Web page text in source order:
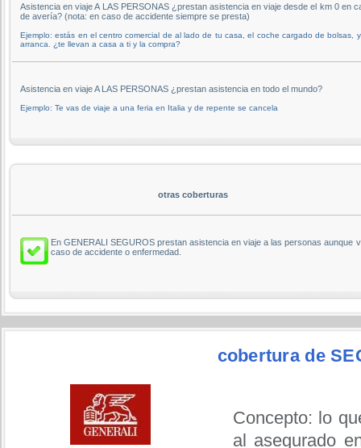
Asistencia en viaje A LAS PERSONAS ¿prestan asistencia en viaje desde el km 0 en
de avería? (nota: en caso de accidente siempre se presta)
Ejemplo: estás en el centro comercial de al lado de tu casa, el coche cargado de bolsas,
arranca. ¿te llevan a casa a ti y la compra?
Asistencia en viaje A LAS PERSONAS ¿prestan asistencia en todo el mundo?
Ejemplo: Te vas de viaje a una feria en Italia y de repente se cancela
otras coberturas
En GENERALI SEGUROS prestan asistencia en viaje a las personas aunque
caso de accidente o enfermedad.
cobertura de
Concepto: lo
al asegurado